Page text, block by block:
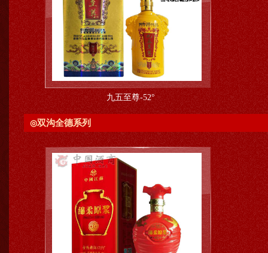
九五至尊-52°
◎双沟全德系列